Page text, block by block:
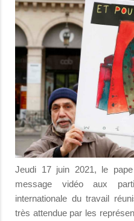
Jeudi 17 juin 2021, le
message vidéo aux
internationale du travail
très attendue par les